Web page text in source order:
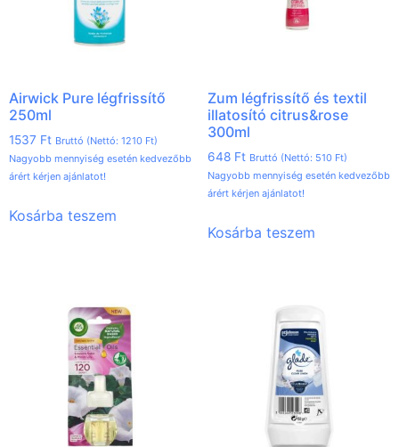
Airwick Pure légfrissítő
250ml
1537 Ft Bruttó (Nettó: 1210 Ft)
Nagyobb mennyiség esetén kedvezőbb
árért kérjen ajánlatot!
Kosárba teszem
Zum légfrissítő és textil
illatosító citrus&rose
300ml
648 Ft Bruttó (Nettó: 510 Ft)
Nagyobb mennyiség esetén kedvezőbb
árért kérjen ajánlatot!
Kosárba teszem